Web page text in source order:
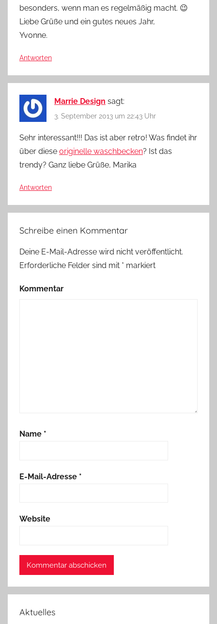
besonders, wenn man es regelmäßig macht. 😉
Liebe Grüße und ein gutes neues Jahr,
Yvonne.
Antworten
Marrie Design sagt:
3. September 2013 um 22:43 Uhr
Sehr interessant!!! Das ist aber retro! Was findet ihr
über diese originelle waschbecken? Ist das
trendy? Ganz liebe Grüße, Marika
Antworten
Schreibe einen Kommentar
Deine E-Mail-Adresse wird nicht veröffentlicht.
Erforderliche Felder sind mit * markiert
Kommentar
Name *
E-Mail-Adresse *
Website
Aktuelles